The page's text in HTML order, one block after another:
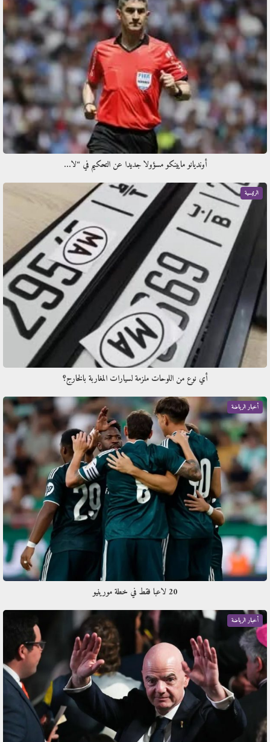
أونديانو مايينكو مسؤولا جديدا عن التحكيم في “لا…
الرئيسية
أي نوع من اللوحات ملزمة لسيارات المغاربة بالخارج؟
أخبار الرياضة
20 لاعبا فقط في خطة مورينيو
أخبار الرياضة